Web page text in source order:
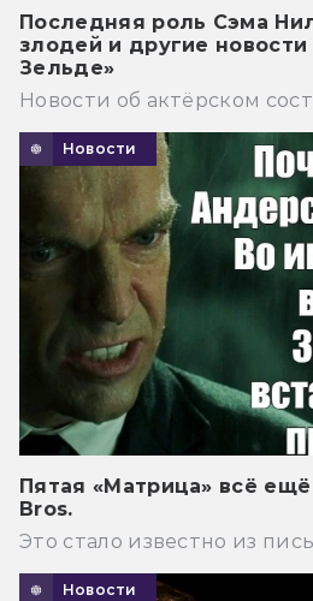
Последняя роль Сэма
злодей и другие
Зельде»
Новости об актёрском
Новости
Пятая «Матрица» всё
Bros.
Это стало известно из
Новости